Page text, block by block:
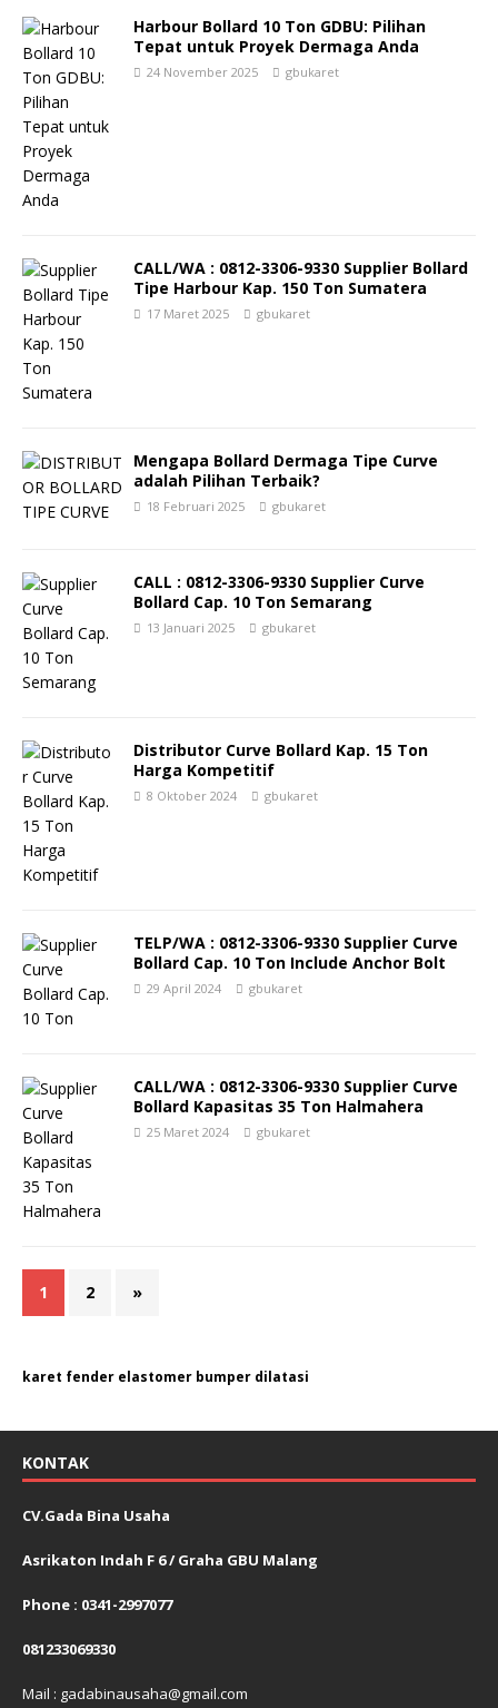
Harbour Bollard 10 Ton GDBU: Pilihan
Tepat untuk Proyek Dermaga Anda
24 November 2025 gbukaret
CALL/WA : 0812-3306-9330 Supplier Bollard
Tipe Harbour Kap. 150 Ton Sumatera
17 Maret 2025 gbukaret
Mengapa Bollard Dermaga Tipe Curve
adalah Pilihan Terbaik?
18 Februari 2025 gbukaret
CALL : 0812-3306-9330 Supplier Curve
Bollard Cap. 10 Ton Semarang
13 Januari 2025 gbukaret
Distributor Curve Bollard Kap. 15 Ton
Harga Kompetitif
8 Oktober 2024 gbukaret
TELP/WA : 0812-3306-9330 Supplier Curve
Bollard Cap. 10 Ton Include Anchor Bolt
29 April 2024 gbukaret
CALL/WA : 0812-3306-9330 Supplier Curve
Bollard Kapasitas 35 Ton Halmahera
25 Maret 2024 gbukaret
1 2 »
karet fender elastomer bumper dilatasi
KONTAK
CV.Gada Bina Usaha
Asrikaton Indah F 6 / Graha GBU Malang
Phone : 0341-2997077
081233069330
Mail : gadabinausaha@gmail.com